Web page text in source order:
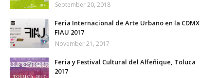
September 20, 2018
Feria Internacional de Arte Urbano en la CDMX
FIAU 2017
November 21, 2017
Feria y Festival Cultural del Alfeñique, Toluca
2017